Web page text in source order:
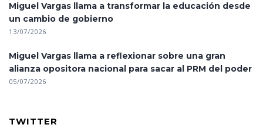
Miguel Vargas llama a transformar la educación desde
un cambio de gobierno
13/07/2026
Miguel Vargas llama a reflexionar sobre una gran
alianza opositora nacional para sacar al PRM del poder
05/07/2026
TWITTER